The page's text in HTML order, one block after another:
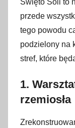
Święto Soli to
przede
tego powodu
podzielony na
stref, które
1.
rzemiosła